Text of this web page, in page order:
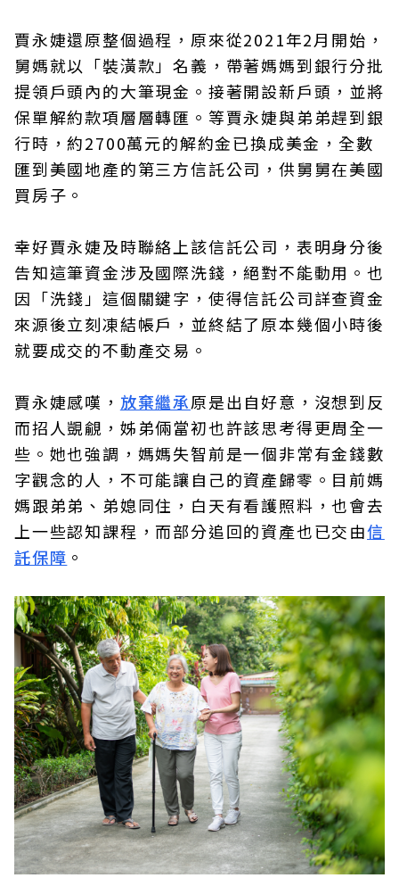
賈永婕還原整個過程，原來從2021年2月開始，
舅媽就以「裝潢款」名義，帶著媽媽到銀行分批
提領戶頭內的大筆現金。接著開設新戶頭，並將
保單解約款項層層轉匯。等賈永婕與弟弟趕到銀
行時，約2700萬元的解約金已換成美金，全數
匯到美國地產的第三方信託公司，供舅舅在美國
買房子。
幸好賈永婕及時聯絡上該信託公司，表明身分後
告知這筆資金涉及國際洗錢，絕對不能動用。也
因「洗錢」這個關鍵字，使得信託公司詳查資金
來源後立刻凍結帳戶，並終結了原本幾個小時後
就要成交的不動產交易。
賈永婕感嘆， 放棄繼承原是出自好意，沒想到反
而招人覬覦，姊弟倆當初也許該思考得更周全一
些。她也強調，媽媽失智前是一個非常有金錢數
字觀念的人，不可能讓自己的資產歸零。目前媽
媽跟弟弟、弟媳同住，白天有看護照料，也會去
上一些認知課程，而部分追回的資產也已交由信
託保障 。